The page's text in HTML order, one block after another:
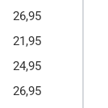
26,95
21,95
24,95
26,95